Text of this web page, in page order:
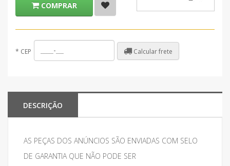
COMPRAR
* CEP Calcular frete
DESCRIÇÃO
AS PEÇAS DOS ANÚNCIOS SÃO ENVIADAS COM SELO
DE GARANTIA QUE NÃO PODE SER